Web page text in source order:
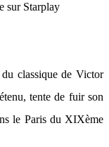
sur Starplay
classique de Victor
tente de fuir son
le Paris du XIXème